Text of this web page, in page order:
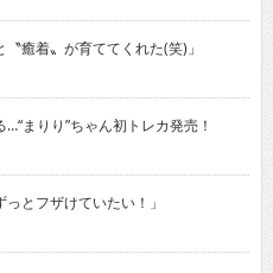
癒着〟が育ててくれた(笑)」
まりり”ちゃん初トレカ発売！
とフザけていたい！」